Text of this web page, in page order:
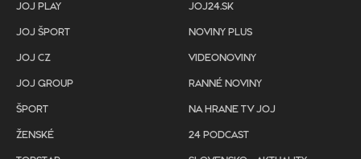
JOJ PLAY
JOJ ŠPORT
JOJ CZ
JOJ GROUP
ŠPORT
ŽENSKÉ
JOJ24.SK
NOVINY PLUS
VIDEONOVINY
RANNÉ NOVINY
NA HRANE TV JOJ
24 PODCAST